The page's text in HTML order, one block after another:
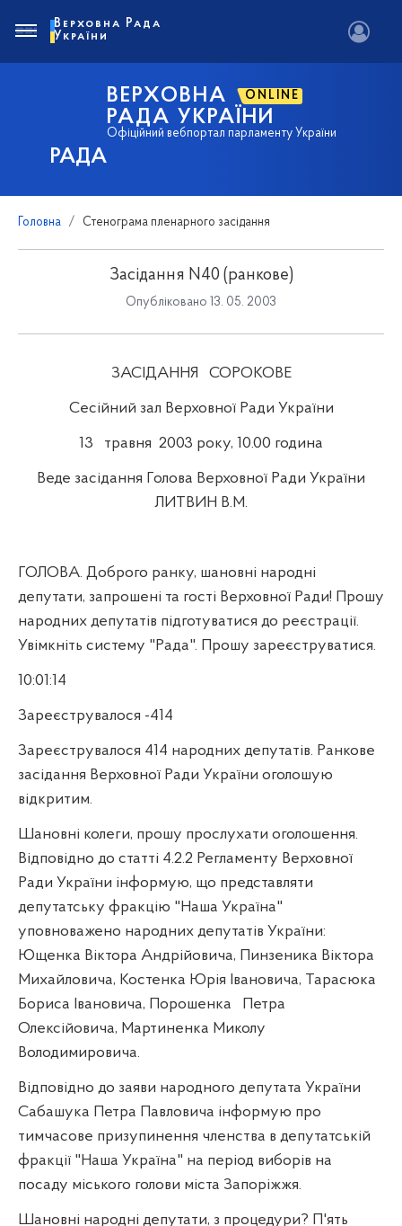
РАДА
ВЕРХОВНА ONLINE
РАДА УКРАЇНИ
Офіційний вебпортал парламенту України
Верховна Рада
України
Головна Стенограма пленарного засідання
Засідання N40 (ранкове)
Опубліковано 13. 05. 2003
ЗАСІДАННЯ СОРОКОВЕ
Сесійний зал Верховної Ради України
13 травня 2003 року, 10.00 година
Веде засідання Голова Верховної Ради України
ЛИТВИН В.М.
ГОЛОВА. Доброго ранку, шановні народні
депутати, запрошені та гості Верховної Ради! Прошу
народних депутатів підготуватися до реєстрації.
Увімкніть систему "Рада". Прошу зареєструватися.
10:01:14
Зареєструвалося -414
Зареєструвалося 414 народних депутатів. Ранкове
засідання Верховної Ради України оголошую
відкритим.
Шановні колеги, прошу прослухати оголошення.
Відповідно до статті 4.2.2 Регламенту Верховної
Ради України інформую, що представляти
депутатську фракцію "Наша Україна"
уповноважено народних депутатів України:
Ющенка Віктора Андрійовича, Пинзеника Віктора
Михайловича, Костенка Юрія Івановича, Тарасюка
Бориса Івановича, Порошенка
Петра
Олексійовича, Мартиненка Миколу
Володимировича.
Відповідно до заяви народного депутата України
Сабашука Петра Павловича інформую про
тимчасове призупинення членства в депутатській
фракції "Наша Україна" на період виборів на
посаду міського голови міста Запоріжжя.
Шановні народні депутати, з процедури? П'ять